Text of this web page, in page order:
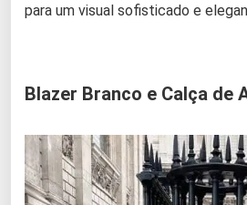
para um visual sofisticado e
Blazer Branco e Calça de